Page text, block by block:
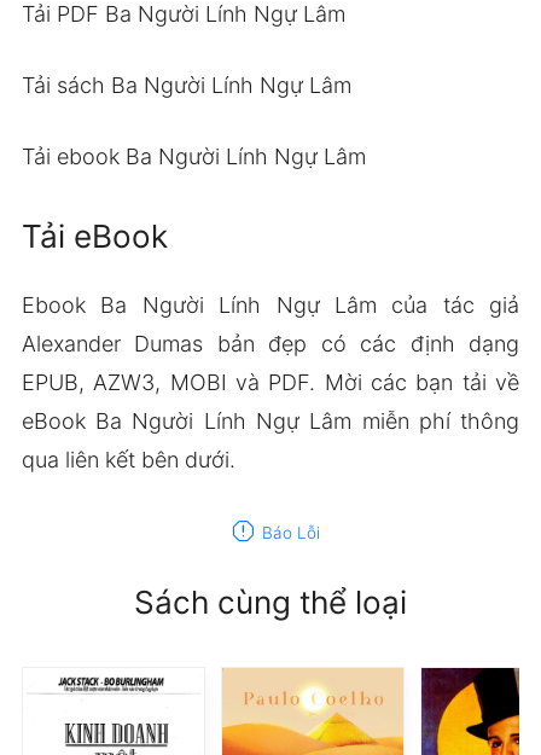
Tải PDF Ba Người Lính Ngự Lâm
Tải sách Ba Người Lính Ngự Lâm
Tải ebook Ba Người Lính Ngự Lâm
Tải eBook
Ebook Ba Người Lính Ngự Lâm của tác giả
Alexander Dumas bản đẹp có các định dạng
EPUB, AZW3, MOBI và PDF. Mời các bạn tải về
eBook Ba Người Lính Ngự Lâm miễn phí thông
qua liên kết bên dưới.
report Báo Lỗi
Sách cùng thể loại